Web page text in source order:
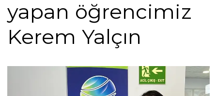
yapan öğrencimiz
Kerem Yalçın